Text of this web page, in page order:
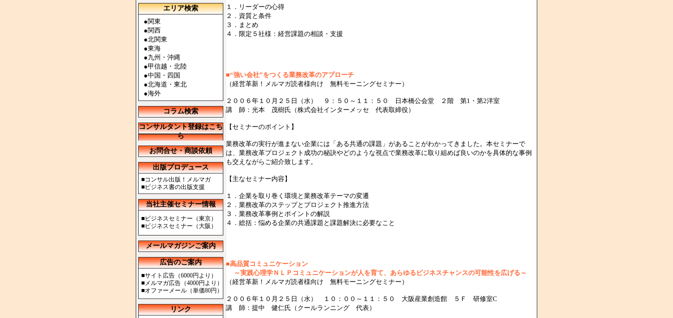
エリア検索
●関東
●関西
●北関東
●東海
●九州・沖縄
●甲信越・北陸
●中国・四国
●北海道・東北
●海外
コラム検索
コンサルタント登録はこち
ら
お問合せ・商談依頼
出版プロデュース
■コンサル出版！メルマガ
■ビジネス書の出版支援
当社主催セミナー情報
■ビジネスセミナー（東京）
■ビジネスセミナー（大阪）
メールマガジンご案内
広告のご案内
■サイト広告（6000円より）
■メルマガ広告（4000円より）
■オファーメール（単価80円）
リンク
１．リーダーの心得
２．資質と条件
３．まとめ
４．限定５社様：経営課題の相談・支援
■“強い会社”をつくる業務改革のアプローチ
（経営革新！メルマガ読者様向け 無料モーニングセミナー）
２００６年１０月２５日（水） ９：５０～１１：５０ 日本橋公会堂 ２階 第1・第2洋室
講 師：光本 茂樹氏（株式会社インターメッセ 代表取締役）
【セミナーのポイント】
業務改革の実行が進まない企業には「ある共通の課題」があることがわかってきました。本セミナーで
は、業務改革プロジェクト成功の秘訣やどのような視点で業務改革に取り組めば良いのかを具体的な事例
も交えながらご紹介致します。
【主なセミナー内容】
１．企業を取り巻く環境と業務改革テーマの変遷
２．業務改革のステップとプロジェクト推進方法
３．業務改革事例とポイントの解説
４．総括：悩める企業の共通課題と課題解決に必要なこと
■高品質コミュニケーション
～実践心理学ＮＬＰコミュニケーションが人を育て、あらゆるビジネスチャンスの可能性を広げる～
（経営革新！メルマガ読者様向け 無料モーニングセミナー）
２００６年１０月２５日（水） １０：００～１１：５０ 大阪産業創造館 ５Ｆ 研修室C
講 師：提中 健仁氏（クールランニング 代表）